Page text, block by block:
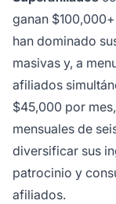
ganan
han dominado
masivas y, a
afiliados
$45,000 por
mensuales de
diversificar sus
patrocinio y
afiliados.